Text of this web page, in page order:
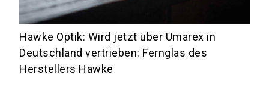
Hawke Optik: Wird jetzt über Umarex in
Deutschland vertrieben: Fernglas des
Herstellers Hawke